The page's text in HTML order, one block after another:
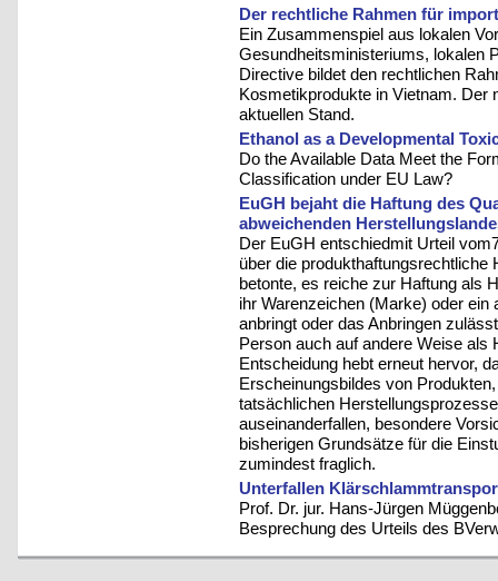
Der rechtliche Rahmen für
Ein Zusammenspiel aus lokalen
Gesundheitsministeriums, lokalen
Directive bildet den rechtlichen
Kosmetikprodukte in Vietnam. Der
aktuellen Stand.
Ethanol as a Developmental
Do the Available Data Meet the
Classification under EU Law?
EuGH bejaht die Haftung des
abweichenden
Der EuGH entschiedmit Urteil
über die
betonte, es reiche zur Haftung als
ihr Warenzeichen (Marke) oder
anbringt oder das Anbringen
Person auch auf andere Weise
Entscheidung hebt erneut hervor,
Erscheinungsbildes von
tatsächlichen
auseinanderfallen, besondere
bisherigen Grundsätze für die
zumindest fraglich.
Unterfallen
Prof. Dr. jur. Hans-Jürgen
Besprechung des Urteils des